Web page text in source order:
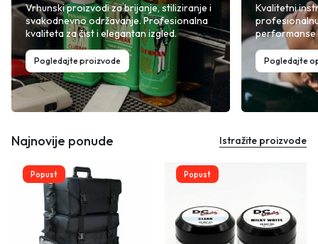
Vrhunski proizvodi za brijanje, stiliziranje i
svakodnevno održavanje. Profesionalna
kvaliteta za čist i elegantan izgled.
Pogledajte proizvode
Kvalitetni
performanse
Pogledajte
Najnovije ponude Istražite proizvode
Popust Popust